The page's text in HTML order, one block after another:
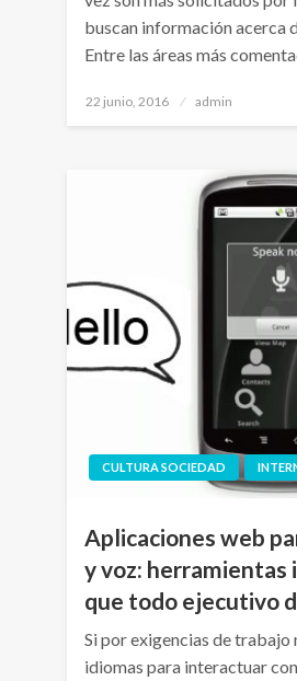
buscan información acerca
Entre las áreas más
Publicado
22 junio, 2016 admin
CULTURA SOCIEDAD
Aplicaciones web
y voz: herramientas
que todo ejecutivo
Si por exigencias de
idiomas para interactuar